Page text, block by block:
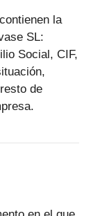
la
SL:
Social, CIF,
de